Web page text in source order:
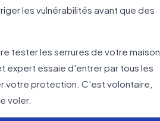
les vulnérabilités avant que des
tester les serrures de votre maison
expert essaie d'entrer par tous les
votre protection. C'est volontaire,
voler.